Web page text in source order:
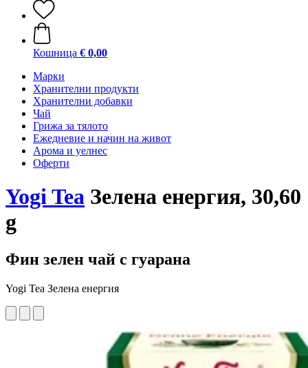
Кошница € 0,00
Марки
Хранителни продукти
Хранителни добавки
Чай
Грижа за тялото
Ежедневие и начин на живот
Арома и уелнес
Оферти
Yogi Tea Зелена енергия, 30,60
g
Фин зелен чай с гуарана
Yogi Tea Зелена енергия